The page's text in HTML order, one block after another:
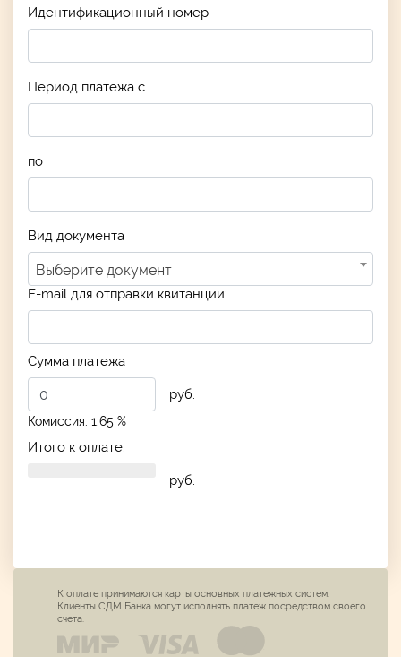
Идентификационный номер
Период платежа с
по
Вид документа
Выберите документ
E-mail для отправки квитанции:
Сумма платежа
Комиссия: 1.65 %
руб.
Итого к оплате:
руб.
К оплате принимаются карты основных платежных систем.
Клиенты СДМ Банка могут исполнять платеж посредством своего
счета.